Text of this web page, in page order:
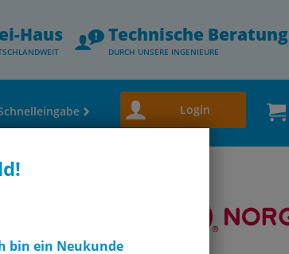
bin ein Neukunde
Haus Technische Beratung
DURCH UNSERE INGENIEURE
Login